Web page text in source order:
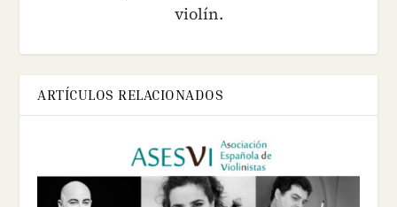
violín.
ARTÍCULOS RELACIONADOS